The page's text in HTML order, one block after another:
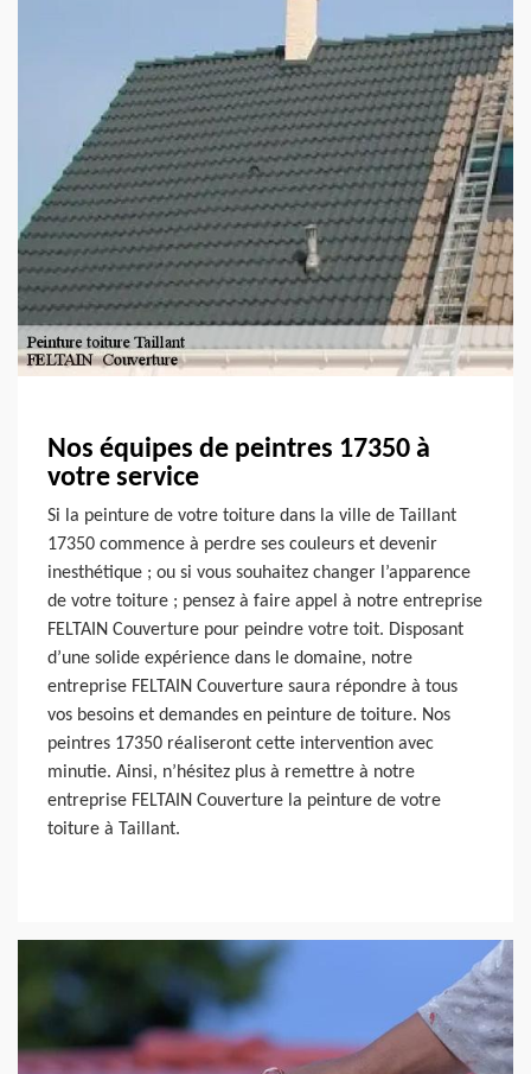
Nos équipes de peintres 17350 à
votre service
Si la peinture de votre toiture dans la ville de Taillant
17350 commence à perdre ses couleurs et devenir
inesthétique ; ou si vous souhaitez changer l’apparence
de votre toiture ; pensez à faire appel à notre entreprise
FELTAIN Couverture pour peindre votre toit. Disposant
d’une solide expérience dans le domaine, notre
entreprise FELTAIN Couverture saura répondre à tous
vos besoins et demandes en peinture de toiture. Nos
peintres 17350 réaliseront cette intervention avec
minutie. Ainsi, n’hésitez plus à remettre à notre
entreprise FELTAIN Couverture la peinture de votre
toiture à Taillant.